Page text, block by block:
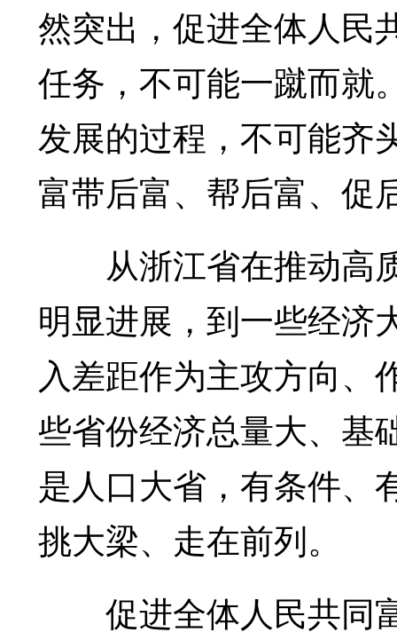
然突出，促进全体人民
任务，不可能一蹴而就
发展的过程，不可能齐
富带后富、帮后富、促
从浙江省在推动高
明显进展，到一些经济
入差距作为主攻方向、
些省份经济总量大、基
是人口大省，有条件、
挑大梁、走在前列。
促进全体人民共同